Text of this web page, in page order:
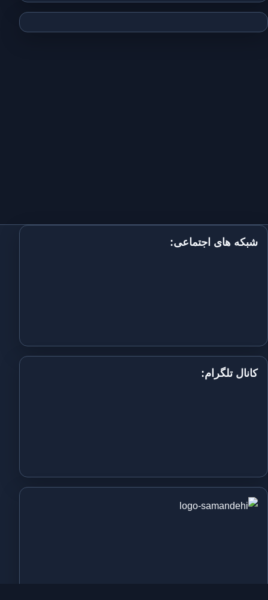
شبکه های اجتماعی:
کانال تلگرام: